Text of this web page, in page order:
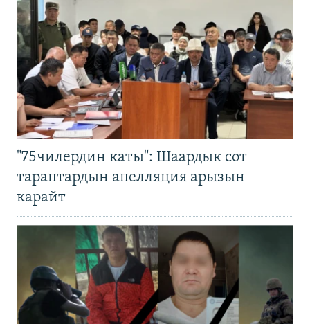
"75чилердин каты": Шаардык сот
тараптардын апелляция арызын
карайт